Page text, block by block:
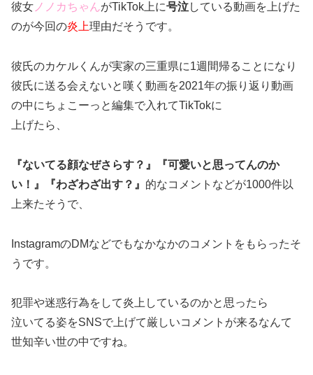
彼女 ノノカちゃんがTikTok上に号泣している動画を上げた
のが今回の炎上理由だそうです。
彼氏のカケルくんが実家の三重県に1週間帰ることになり
彼氏に送る会えないと嘆く動画を2021年の振り返り動画
の中にちょこーっと編集で入れてTikTokに
上げたら、
『ないてる顔なぜさらす？』『可愛いと思ってんのか
い！』『わざわざ出す？』 的なコメントなどが1000件以
上来たそうで、
InstagramのDMなどでもなかなかのコメントをもらったそ
うです。
犯罪や迷惑行為をして炎上しているのかと思ったら
泣いてる姿をSNSで上げて厳しいコメントが来るなんて
世知辛い世の中ですね。